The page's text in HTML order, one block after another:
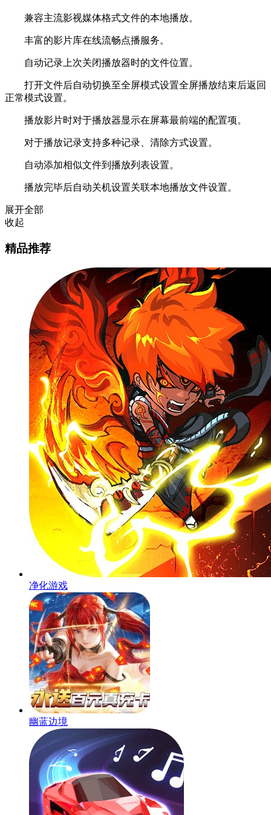
兼容主流影视媒体格式文件的本地播放。
丰富的影片库在线流畅点播服务。
自动记录上次关闭播放器时的文件位置。
打开文件后自动切换至全屏模式设置全屏播放结束后返回
正常模式设置。
播放影片时对于播放器显示在屏幕最前端的配置项。
对于播放记录支持多种记录、清除方式设置。
自动添加相似文件到播放列表设置。
播放完毕后自动关机设置关联本地播放文件设置。
展开全部
收起
精品推荐
净化游戏
幽蓝边境